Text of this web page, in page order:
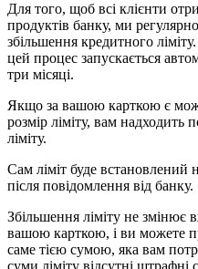
Для того, щоб всі клієнти отри
продуктів банку, ми регулярно
збільшення кредитного ліміту.
цей процес запускається авто
три місяці.
Якщо за вашою карткою є мо
розмір ліміту, вам надходить п
ліміту.
Сам ліміт буде встановлений н
після повідомлення від банку.
Збільшення ліміту не змінює в
вашою карткою, і ви можете п
саме тією сумою, яка вам потр